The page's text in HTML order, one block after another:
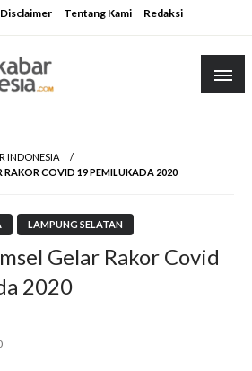
Disclaimer Tentang Kami Redaksi
INDONESIA
RAKOR COVID 19 PEMILUKADA 2020
LAMPUNG SELATAN
Gelar Rakor Covid
2020